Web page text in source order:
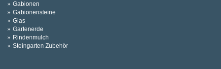
Gabionen
Gabionensteine
Glas
Gartenerde
Rindenmulch
Steingarten Zubehör